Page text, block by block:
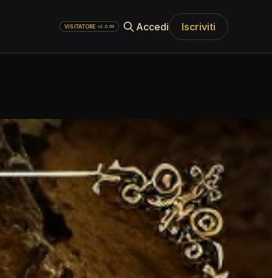
VISITATORE ·v1.0.69 Accedi Iscriviti